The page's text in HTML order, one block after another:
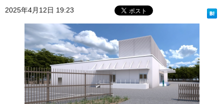
2025年4月12日 19:23